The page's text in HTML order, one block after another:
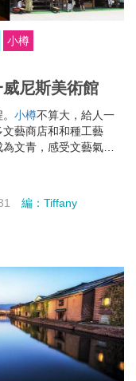
小樽
威尼斯美術館
小樽不算大，給人一
藝商店和和種工藝
文青，感受文藝氣
編：Tiffany